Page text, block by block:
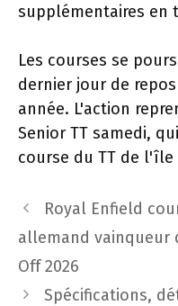
supplémentaires en
Les courses se
dernier jour de
année. L'action
Senior TT samedi,
course du TT de l'île
Navigation
des
Royal Enfield
allemand vainqueur
Off 2026
Spécifications,